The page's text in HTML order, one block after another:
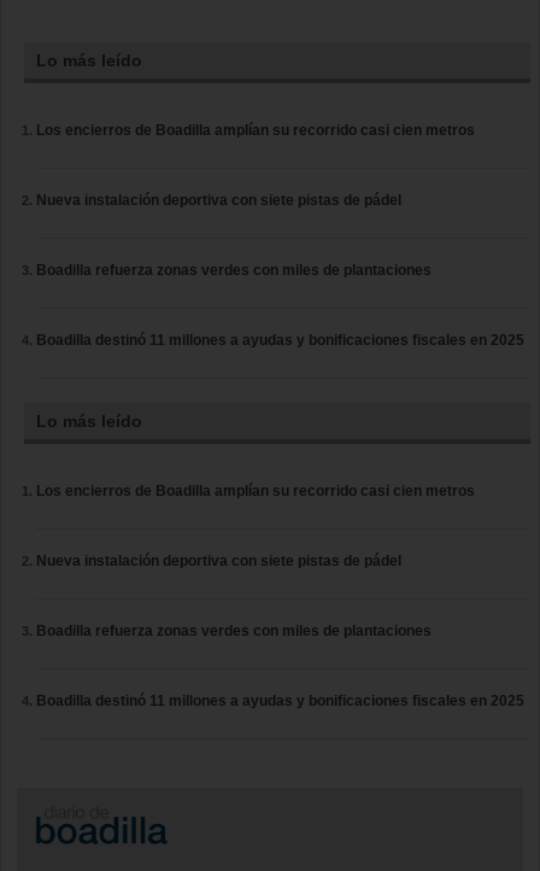
Lo más leído
Los encierros de Boadilla amplían su recorrido casi cien metros
Nueva instalación deportiva con siete pistas de pádel
Boadilla refuerza zonas verdes con miles de plantaciones
Boadilla destinó 11 millones a ayudas y bonificaciones fiscales en 2025
Lo más leído
Los encierros de Boadilla amplían su recorrido casi cien metros
Nueva instalación deportiva con siete pistas de pádel
Boadilla refuerza zonas verdes con miles de plantaciones
Boadilla destinó 11 millones a ayudas y bonificaciones fiscales en 2025